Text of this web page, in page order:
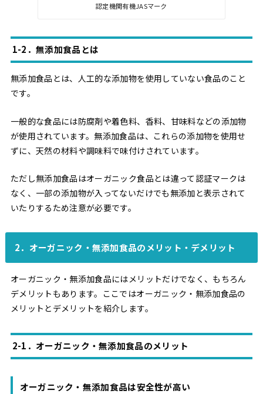
認定機関有機JASマーク
1-2．無添加食品とは
無添加食品とは、人工的な添加物を使用していない食品のこと
です。
一般的な食品には防腐剤や着色料、香料、甘味料などの添加物
が使用されています。無添加食品は、これらの添加物を使用せ
ずに、天然の材料や調味料で味付けされています。
ただし無添加食品はオーガニック食品とは違って認証マークは
なく、一部の添加物が入ってないだけでも無添加と表示されて
いたりするため注意が必要です。
2．オーガニック・無添加食品のメリット・デメリット
オーガニック・無添加食品にはメリットだけでなく、もちろん
デメリットもあります。ここではオーガニック・無添加食品の
メリットとデメリットを紹介します。
2-1．オーガニック・無添加食品のメリット
オーガニック・無添加食品は安全性が高い